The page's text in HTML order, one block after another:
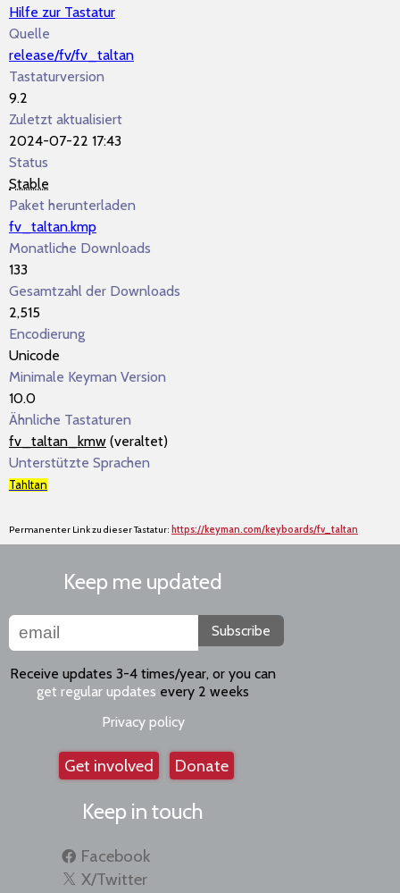
Hilfe zur Tastatur
Quelle
release/fv/fv_taltan
Tastaturversion
9.2
Zuletzt aktualisiert
2024-07-22 17:43
Status
Stable
Paket herunterladen
fv_taltan.kmp
Monatliche Downloads
133
Gesamtzahl der Downloads
2,515
Encodierung
Unicode
Minimale Keyman Version
10.0
Ähnliche Tastaturen
fv_taltan_kmw (veraltet)
Unterstützte Sprachen
Tahltan
Permanenter Link zu dieser Tastatur: https://keyman.com/keyboards/fv_taltan
Keep me updated
Subscribe
Receive updates 3-4 times/year, or you can
get regular updates every 2 weeks
Privacy policy
Get involved Donate
Keep in touch
Facebook
X/Twitter